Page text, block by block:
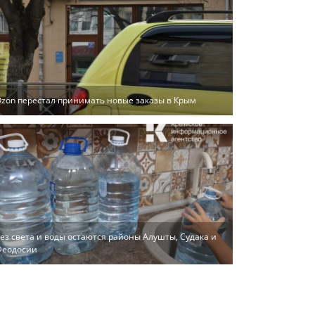
перестал принимать новые заказы в Крым
света и воды остаются районы Алушты, Судака и